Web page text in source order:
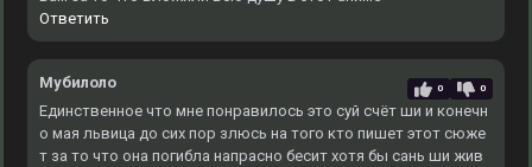
Ответить
Мубилоло 0 0
Единственное что мне понравилось это суй счёт ши и конечн
о мая львица до сих пор злюсь на того кто пишет этот сюже
т за то что она погибла напрасно бесит хотя бы сань ши жив